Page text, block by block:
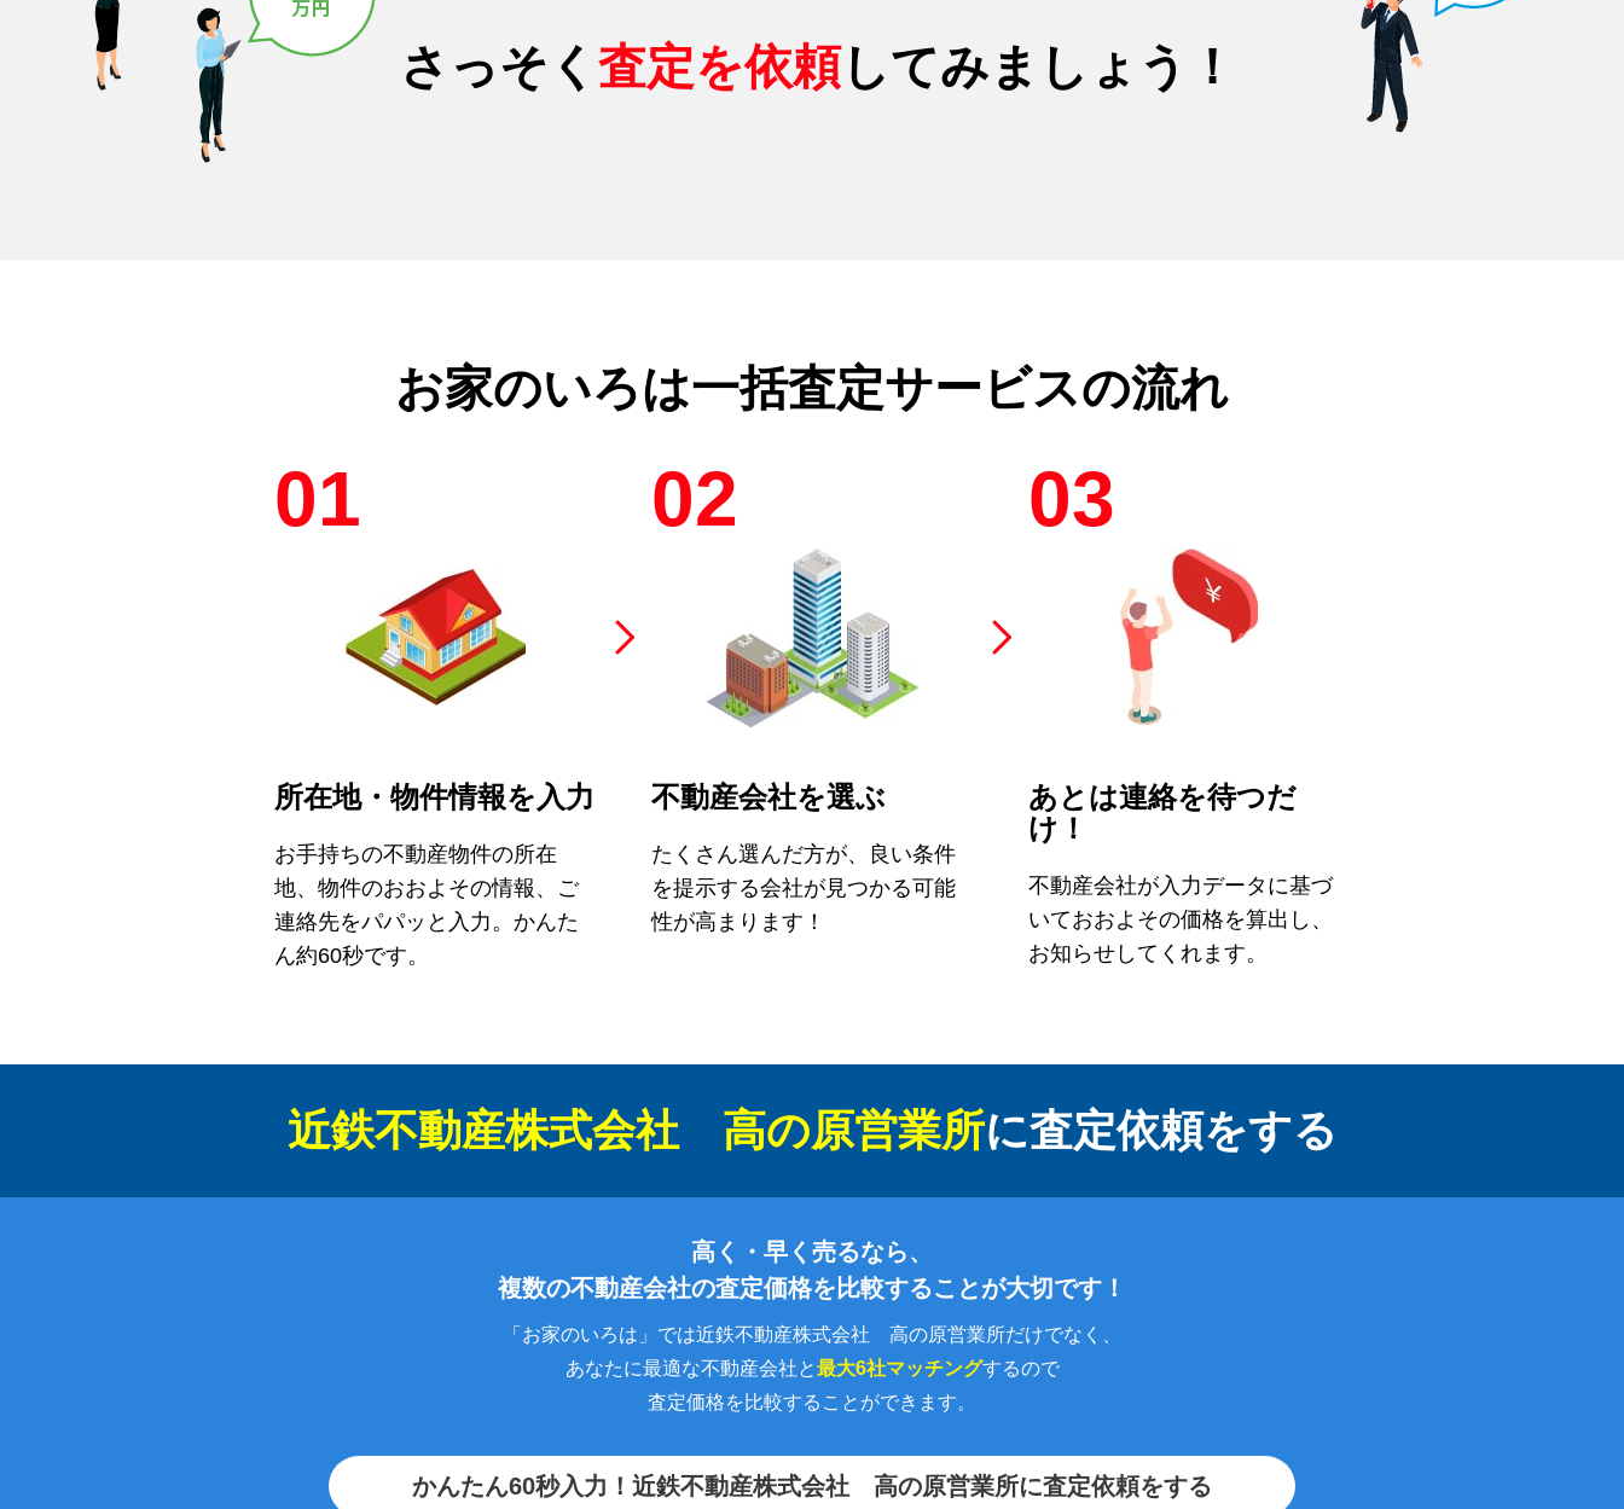
さっそく 査定を依頼してみましょう！
お家のいろは一括査定サービスの流れ
01
所在地・物件情報を入力
お手持ちの不動産物件の所在
地、物件のおおよその情報、ご
連絡先をパパッと入力。かんた
ん約60秒です。
02
不動産会社を選ぶ
たくさん選んだ方が、良い条件
を提示する会社が見つかる可能
性が高まります！
03
あとは連絡を待つだ
け！
不動産会社が入力データに基づ
いておおよその価格を算出し、
お知らせしてくれます。
近鉄不動産株式会社 高の原営業所に査定依頼をする
高く・早く売るなら、
複数の不動産会社の査定価格を比較することが大切です！
「お家のいろは」では近鉄不動産株式会社 高の原営業所だけでなく、
あなたに最適な不動産会社と最大6社マッチングするので
査定価格を比較することができます。
かんたん60秒入力！ 近鉄不動産株式会社 高の原営業所に査定依頼をする